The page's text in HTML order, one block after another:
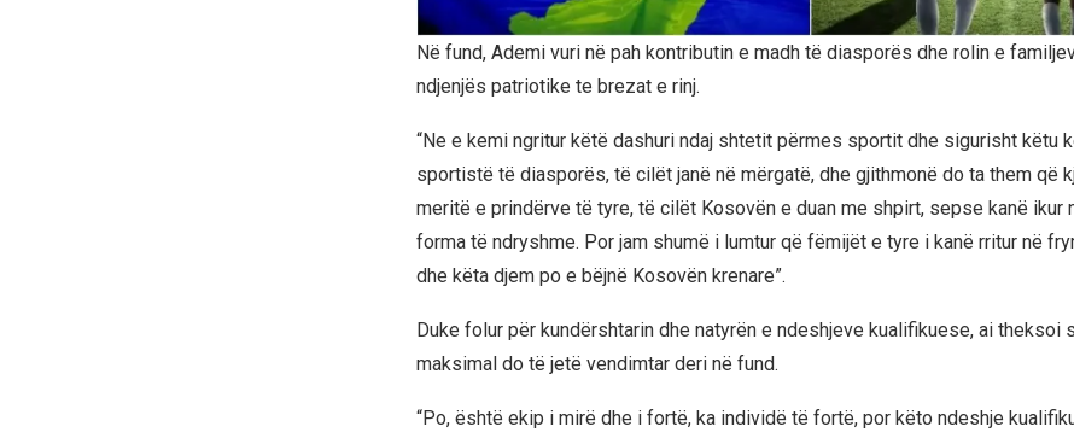
Në fund, Ademi vuri në pah kontributin e madh të diasporës dhe rolin e
ndjenjës patriotike te brezat e rinj.
“Ne e kemi ngritur këtë dashuri ndaj shtetit përmes sportit dhe sigurisht këtu
sportistë të diasporës, të cilët janë në mërgatë, dhe gjithmonë do ta them që
meritë e prindërve të tyre, të cilët Kosovën e duan me shpirt, sepse kanë ikur
forma të ndryshme. Por jam shumë i lumtur që fëmijët e tyre i kanë rritur në
dhe këta djem po e bëjnë Kosovën krenare”.
Duke folur për kundërshtarin dhe natyrën e ndeshjeve kualifikuese, ai theksoi
maksimal do të jetë vendimtar deri në fund.
“Po, është ekip i mirë dhe i fortë, ka individë të fortë, por këto ndeshje